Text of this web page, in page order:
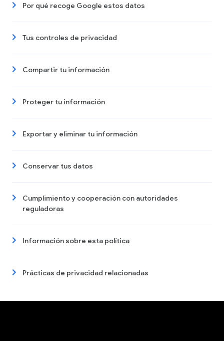
Por qué recoge Google estos datos
Tus controles de privacidad
Compartir tu información
Proteger tu información
Exportar y eliminar tu información
Conservar tus datos
Cumplimiento y cooperación con autoridades
reguladoras
Información sobre esta política
Prácticas de privacidad relacionadas